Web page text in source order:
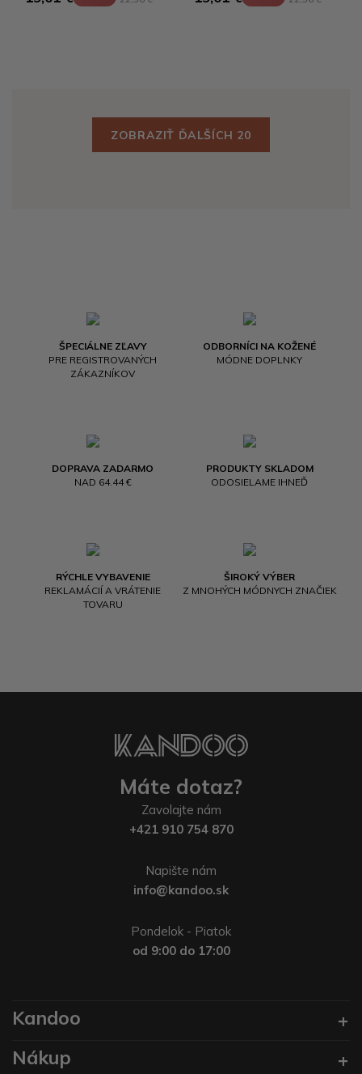
ZOBRAZIŤ ĎALŠÍCH 20
ŠPECIÁLNE ZĽAVY
PRE REGISTROVANÝCH
ZÁKAZNÍKOV
ODBORNÍCI NA KOŽENÉ
MÓDNE DOPLNKY
DOPRAVA ZADARMO
NAD 64.44 €
PRODUKTY SKLADOM
ODOSIELAME IHNEĎ
RÝCHLE VYBAVENIE
REKLAMÁCIÍ A VRÁTENIE
TOVARU
ŠIROKÝ VÝBER
Z MNOHÝCH MÓDNYCH ZNAČIEK
Máte dotaz?
Zavolajte nám
+421 910 754 870
Napište nám
info@kandoo.sk
Pondelok - Piatok
od 9:00 do 17:00
Kandoo
Nákup